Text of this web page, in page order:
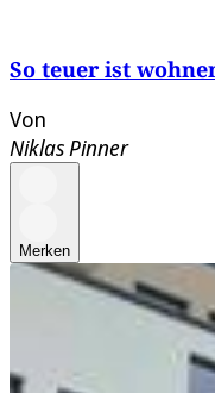
So teuer ist
Von
Niklas Pinner
Merken